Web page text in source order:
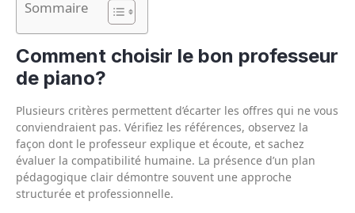
Sommaire
Comment choisir le bon professeur
de piano?
Plusieurs critères permettent d’écarter les offres qui ne vous
conviendraient pas. Vérifiez les références, observez la
façon dont le professeur explique et écoute, et sachez
évaluer la compatibilité humaine. La présence d’un plan
pédagogique clair démontre souvent une approche
structurée et professionnelle.